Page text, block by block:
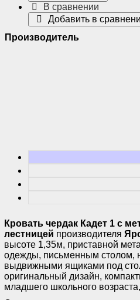
В сравнении
Добавить в
Производитель
Кровать чердак Кадет 1 с
лестницей производителя
высоте 1,35м, приставной
одежды, письменным столом,
выдвижными ящиками под
оригинальный дизайн,
младшего школьного